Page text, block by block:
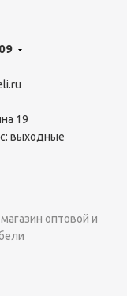
19
выходные
оптовой и